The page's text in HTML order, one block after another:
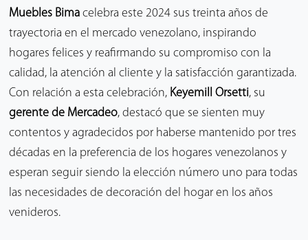
Muebles Bima celebra este 2024 sus treinta años de
trayectoria en el mercado venezolano, inspirando
hogares felices y reafirmando su compromiso con la
calidad, la atención al cliente y la satisfacción garantizada.
Con relación a esta celebración, Keyemill Orsetti, su
gerente de Mercadeo, destacó que se sienten muy
contentos y agradecidos por haberse mantenido por tres
décadas en la preferencia de los hogares venezolanos y
esperan seguir siendo la elección número uno para todas
las necesidades de decoración del hogar en los años
venideros.